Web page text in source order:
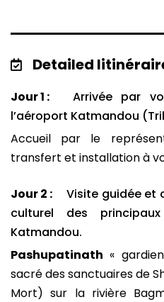
Detailed
Jour 1 :
Arrivée par
l’aéroport Katmandou
Accueil par le
transfert et installation à
Jour 2 :
Visite guidée et
culturel des
Katmandou.
Pashupatinath «
sacré des sanctuaires de
Mort) sur la rivière